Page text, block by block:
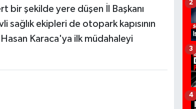
bir şekilde yere düşen İl Başkanı
sağlık ekipleri de otopark kapısının
Karaca'ya ilk müdahaleyi
2
3
4